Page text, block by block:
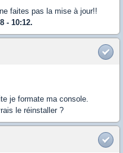
faites pas la mise à jour!!
- 10:12.
je formate ma console.
le réinstaller ?